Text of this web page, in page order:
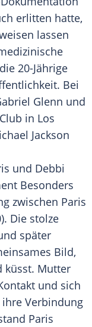
erlitten hatte,
lassen
20-Jährige
Bei
Glenn und
in Los
Jackson
und Debbi
Besonders
zwischen Paris
Die stolze
später
Bild,
küsst. Mutter
und sich
Verbindung
Paris